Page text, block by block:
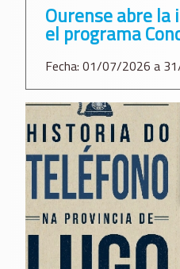
Ourense abre la
el programa
Fecha: 01/07/2026 a